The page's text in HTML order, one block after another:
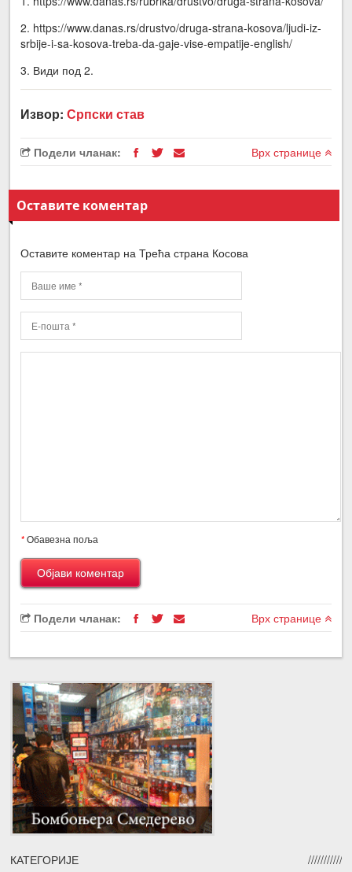
2. https://www.danas.rs/drustvo/druga-strana-kosova/ljudi-iz-
srbije-i-sa-kosova-treba-da-gaje-vise-empatije-english/
3. Види под 2.
Извор:Српски став
Подели чланак: Врх странице
Оставите коментар
Оставите коментар на Трећа страна Косова
*Обавезна поља
Подели чланак: Врх странице
КАТЕГОРИЈЕ